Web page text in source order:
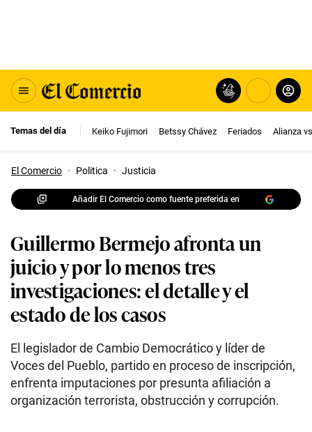
Temas del día Keiko Fujimori Betssy Chávez Feriados Alianza
El Comercio · Politica · Justicia
Añadir El Comercio como fuente preferida en
Guillermo Bermejo afronta un
juicio y por lo menos tres
investigaciones: el detalle y el
estado de los casos
El legislador de Cambio Democrático y líder de
Voces del Pueblo, partido en proceso de inscripción,
enfrenta imputaciones por presunta afiliación a
organización terrorista, obstrucción y corrupción.